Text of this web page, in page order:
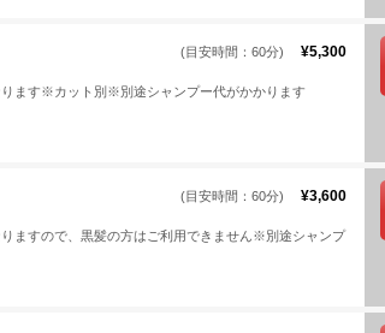
(目安時間：60分) ¥5,300
ます※カット別※別途シャンプー代がかかります
(目安時間：60分) ¥3,600
ますので、黒髪の方はご利用できません※別途シャンプ